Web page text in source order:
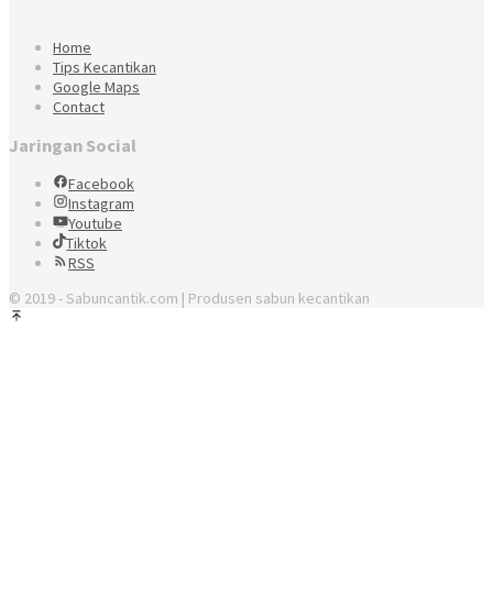
Home
Tips Kecantikan
Google Maps
Contact
Jaringan Social
Facebook
Instagram
Youtube
Tiktok
RSS
© 2019 - Sabuncantik.com | Produsen sabun kecantikan